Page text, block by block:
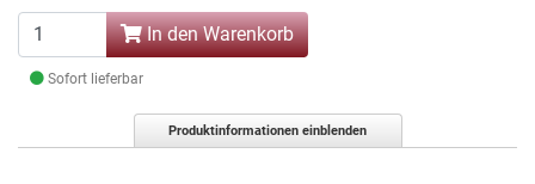
In den Warenkorb
Sofort lieferbar
Produktinformationen einblenden